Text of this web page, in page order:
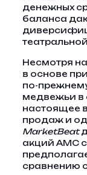
денежных
баланса
Несмотря
в основе
по-
медвежьи в
настоящее
продаж и
MarketBeat
акций AMC
сравнению